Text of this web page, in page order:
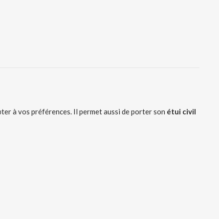
à vos préférences. Il permet aussi de porter son étui civil